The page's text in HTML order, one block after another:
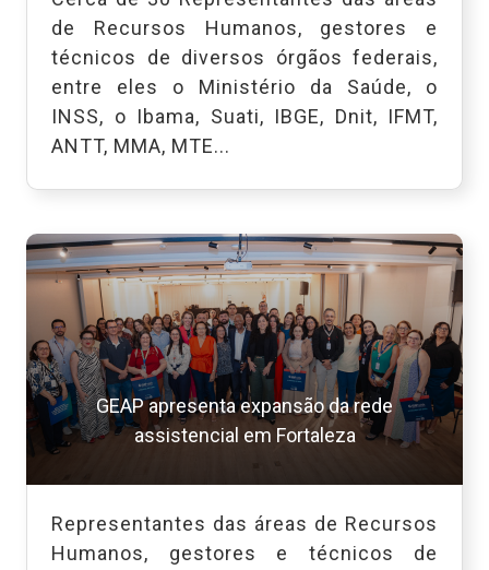
de Recursos Humanos, gestores e
técnicos de diversos órgãos federais,
entre eles o Ministério da Saúde, o
INSS, o Ibama, Suati, IBGE, Dnit, IFMT,
ANTT, MMA, MTE...
GEAP apresenta expansão da rede
assistencial em Fortaleza
Representantes das áreas de Recursos
Humanos, gestores e técnicos de